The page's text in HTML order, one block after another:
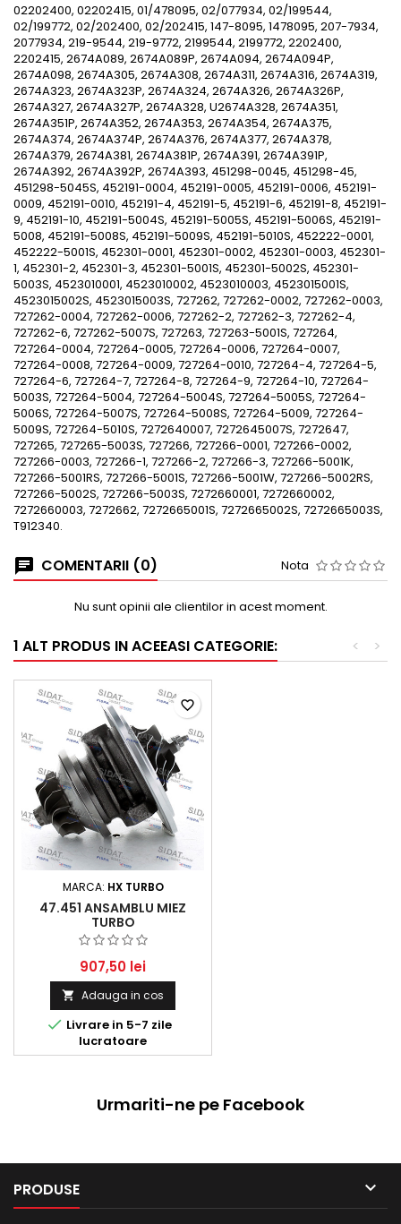
02202400, 02202415, 01/478095, 02/077934, 02/199544,
02/199772, 02/202400, 02/202415, 147-8095, 1478095, 207-7934,
2077934, 219-9544, 219-9772, 2199544, 2199772, 2202400,
2202415, 2674A089, 2674A089P, 2674A094, 2674A094P,
2674A098, 2674A305, 2674A308, 2674A311, 2674A316, 2674A319,
2674A323, 2674A323P, 2674A324, 2674A326, 2674A326P,
2674A327, 2674A327P, 2674A328, U2674A328, 2674A351,
2674A351P, 2674A352, 2674A353, 2674A354, 2674A375,
2674A374, 2674A374P, 2674A376, 2674A377, 2674A378,
2674A379, 2674A381, 2674A381P, 2674A391, 2674A391P,
2674A392, 2674A392P, 2674A393, 451298-0045, 451298-45,
451298-5045S, 452191-0004, 452191-0005, 452191-0006, 452191-
0009, 452191-0010, 452191-4, 452191-5, 452191-6, 452191-8, 452191-
9, 452191-10, 452191-5004S, 452191-5005S, 452191-5006S, 452191-
5008, 452191-5008S, 452191-5009S, 452191-5010S, 452222-0001,
452222-5001S, 452301-0001, 452301-0002, 452301-0003, 452301-
1, 452301-2, 452301-3, 452301-5001S, 452301-5002S, 452301-
5003S, 4523010001, 4523010002, 4523010003, 4523015001S,
4523015002S, 4523015003S, 727262, 727262-0002, 727262-0003,
727262-0004, 727262-0006, 727262-2, 727262-3, 727262-4,
727262-6, 727262-5007S, 727263, 727263-5001S, 727264,
727264-0004, 727264-0005, 727264-0006, 727264-0007,
727264-0008, 727264-0009, 727264-0010, 727264-4, 727264-5,
727264-6, 727264-7, 727264-8, 727264-9, 727264-10, 727264-
5003S, 727264-5004, 727264-5004S, 727264-5005S, 727264-
5006S, 727264-5007S, 727264-5008S, 727264-5009, 727264-
5009S, 727264-5010S, 7272640007, 7272645007S, 7272647,
727265, 727265-5003S, 727266, 727266-0001, 727266-0002,
727266-0003, 727266-1, 727266-2, 727266-3, 727266-5001K,
727266-5001RS, 727266-5001S, 727266-5001W, 727266-5002RS,
727266-5002S, 727266-5003S, 7272660001, 7272660002,
7272660003, 7272662, 7272665001S, 7272665002S, 7272665003S,
T912340.
COMENTARII (0) Nota
Nu sunt opinii ale clientilor in acest moment.
1 ALT PRODUS IN ACEEASI CATEGORIE: >
<
MARCA: HX TURBO
47.451 ANSAMBLU MIEZ
TURBO
907,50 lei
 Adauga in cos
 Livrare in 5-7 zile
lucratoare
favorite_border
Urmariti-ne pe Facebook
PRODUSE 